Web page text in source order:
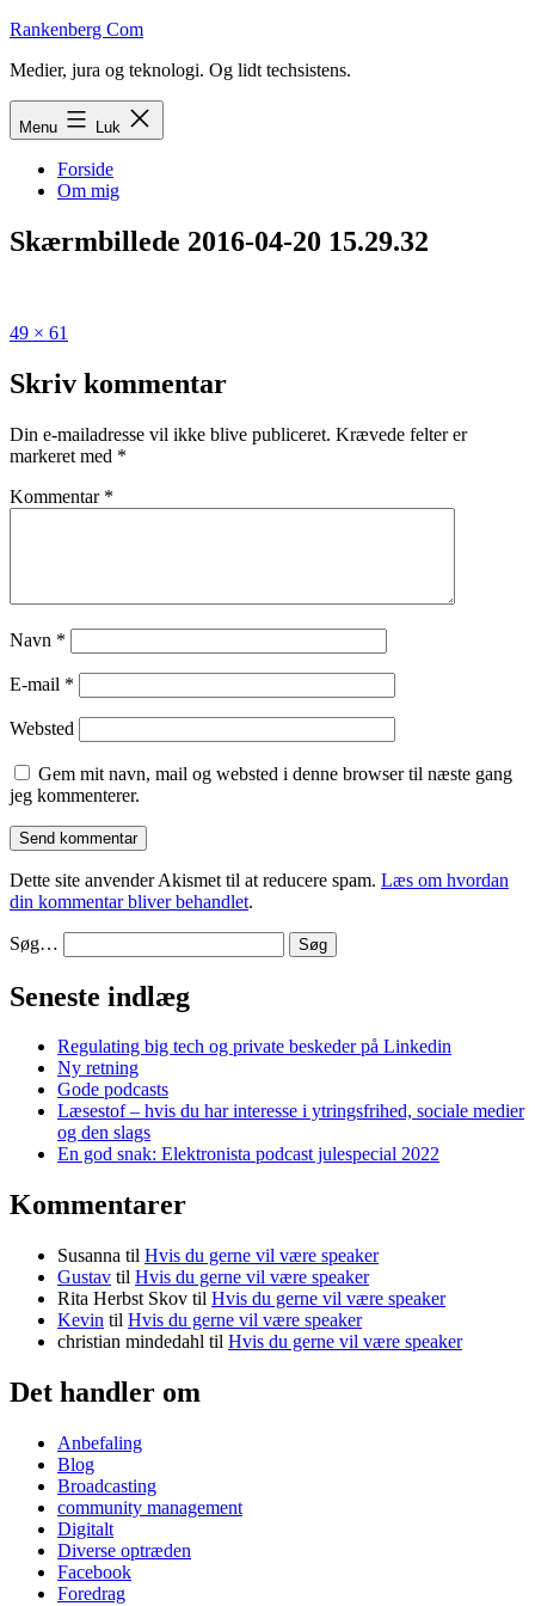
Fortsæt
indhold
Rankenberg Com
Medier, jura og teknologi. Og lidt techsistens.
Menu Luk
Forside
Om mig
Skærmbillede 2016-04-20 15.29.32
Fuld
49 × 61
Skriv kommentar
Din e-mailadresse vil ikke blive publiceret. Krævede felter er
markeret med *
Kommentar *
Navn *
E-mail *
Websted
Gem mit navn, mail og websted i denne browser til næste gang
jeg kommenterer.
Dette site anvender Akismet til at reducere spam. Læs om hvordan
din kommentar bliver behandlet.
Søg…
Seneste indlæg
Regulating big tech og private beskeder på Linkedin
Ny retning
Gode podcasts
Læsestof – hvis du har interesse i ytringsfrihed, sociale medier
og den slags
En god snak: Elektronista podcast julespecial 2022
Kommentarer
Susanna til Hvis du gerne vil være speaker
Gustav til Hvis du gerne vil være speaker
Rita Herbst Skov til Hvis du gerne vil være speaker
Kevin til Hvis du gerne vil være speaker
christian mindedahl til Hvis du gerne vil være speaker
Det handler om
Anbefaling
Blog
Broadcasting
community management
Digitalt
Diverse optræden
Facebook
Foredrag